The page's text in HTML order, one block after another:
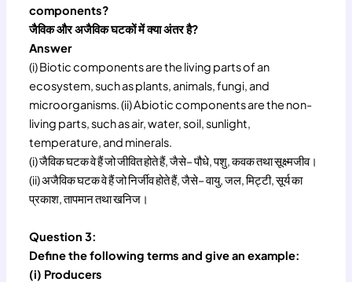
components?
जैविक और अजैविक घटकों में क्या अंतर है?
Answer
(i) Biotic components are the living parts of an
ecosystem, such as plants, animals, fungi, and
microorganisms. (ii) Abiotic components are the non-
living parts, such as air, water, soil, sunlight,
temperature, and minerals.
(i) जैविक घटक वे हैं जो जीवित होते हैं, जैसे– पौधे, पशु, कवक तथा सूक्ष्मजीव।
(ii) अजैविक घटक वे हैं जो निर्जीव होते हैं, जैसे– वायु, जल, मिट्टी, सूर्य का
प्रकाश, तापमान तथा खनिज।
Question 3:
Define the following terms and give an example:
(i) Producers